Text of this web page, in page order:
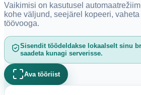
Vaikimisi on kasutusel
kohe väljund, seejärel kopeeri,
töövooga.
Sisendit töödeldakse lokaalselt sinu
saadeta kunagi serverisse.
Ava tööriist